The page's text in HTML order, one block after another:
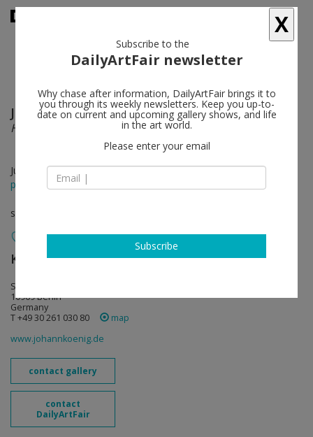
Johannes Wohnseifer follow
Honey and Money
Jun 06 - Jul 05, 2015
press release
solo show
König Galerie follow
St. Agnes - Alexandrinenstr, 118-121
10969 Berlin
Germany
T +49 30 261 030 80
map
www.johannkoenig.de
contact gallery
contact
DailyArtFair
X
Subscribe to the
DailyArtFair newsletter
Why chase after information, DailyArtFair brings it to
you through its weekly newsletters. Keep you up-to-
date on current and upcoming gallery shows, and life
in the art world.
Please enter your email
Subscribe